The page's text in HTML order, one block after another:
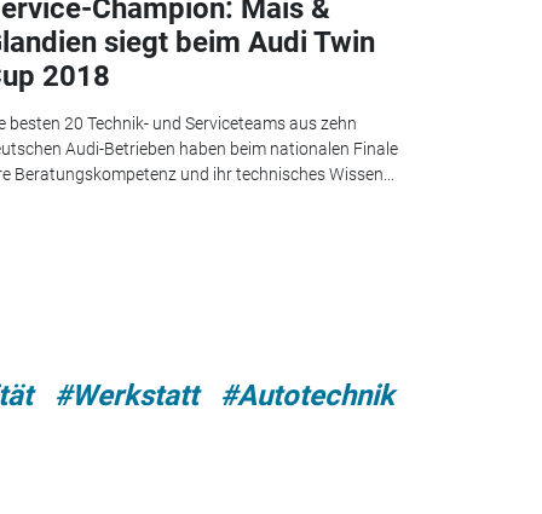
Champion: Mais &
siegt beim Audi Twin
2018
besten 20 Technik- und Serviceteams aus zehn
Audi-Betrieben haben beim nationalen Finale
Beratungskompetenz und ihr technisches Wissen...
#Werkstatt #Autotechnik